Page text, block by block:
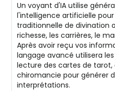
Un voyant d'IA utilise
l'intelligence artificielle
traditionnelle de divination
richesse, les carrières, le
Après avoir reçu vos
langage avancé utilisera
lecture des cartes de tarot,
chiromancie pour générer
interprétations.